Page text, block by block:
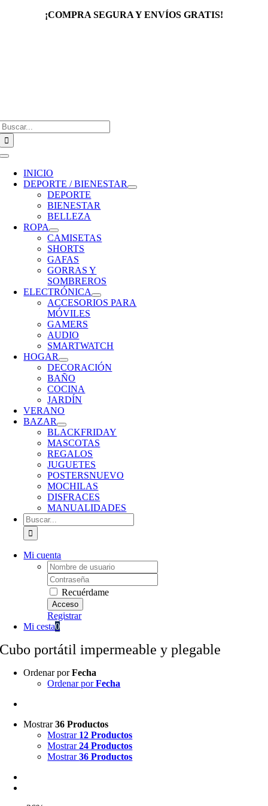
¡COMPRA SEGURA Y ENVÍOS GRATIS!
Toggle
Navigation
INICIO
DEPORTE / BIENESTAR
DEPORTE
BIENESTAR
BELLEZA
ROPA
CAMISETAS
SHORTS
GAFAS
GORRAS Y
SOMBREROS
ELECTRÓNICA
ACCESORIOS PARA
MÓVILES
GAMERS
AUDIO
SMARTWATCH
HOGAR
DECORACIÓN
BAÑO
COCINA
JARDÍN
VERANO
BAZAR
BLACKFRIDAY
MASCOTAS
REGALOS
JUGUETES
POSTERSNUEVO
MOCHILAS
DISFRACES
MANUALIDADES
Buscar:
Mi cuenta
Username:
Password:
Recuérdame
Registrar
Mi cesta0
Cubo portátil impermeable y plegable
Ordenar porFecha
Ordenar porFecha
Mostrar36 Productos
Mostrar 12 Productos
Mostrar24 Productos
Mostrar36 Productos